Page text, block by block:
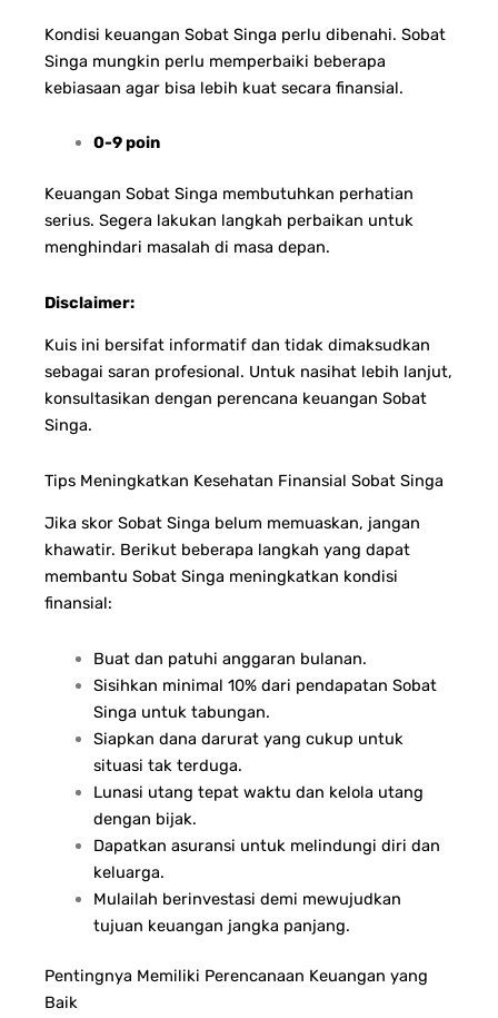
Kondisi keuangan Sobat Singa perlu dibenahi. Sobat
Singa mungkin perlu memperbaiki beberapa
kebiasaan agar bisa lebih kuat secara finansial.
0-9 poin
Keuangan Sobat Singa membutuhkan perhatian
serius. Segera lakukan langkah perbaikan untuk
menghindari masalah di masa depan.
Disclaimer:
Kuis ini bersifat informatif dan tidak dimaksudkan
sebagai saran profesional. Untuk nasihat lebih lanjut,
konsultasikan dengan perencana keuangan Sobat
Singa.
Tips Meningkatkan Kesehatan Finansial Sobat Singa
Jika skor Sobat Singa belum memuaskan, jangan
khawatir. Berikut beberapa langkah yang dapat
membantu Sobat Singa meningkatkan kondisi
finansial:
Buat dan patuhi anggaran bulanan.
Sisihkan minimal 10% dari pendapatan Sobat
Singa untuk tabungan.
Siapkan dana darurat yang cukup untuk
situasi tak terduga.
Lunasi utang tepat waktu dan kelola utang
dengan bijak.
Dapatkan asuransi untuk melindungi diri dan
keluarga.
Mulailah berinvestasi demi mewujudkan
tujuan keuangan jangka panjang.
Pentingnya Memiliki Perencanaan Keuangan yang
Baik